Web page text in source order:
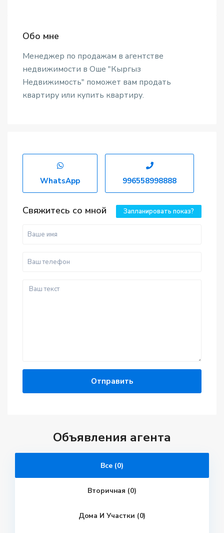
Обо мне
Менеджер по продажам в агентстве
недвижимости в Оше "Кыргыз
Недвижимость" поможет вам продать
квартиру или купить квартиру.
WhatsApp 996558998888
Свяжитесь со мной Запланировать показ?
Объявления агента
Все (0)
Вторичная (0)
Дома И Участки (0)